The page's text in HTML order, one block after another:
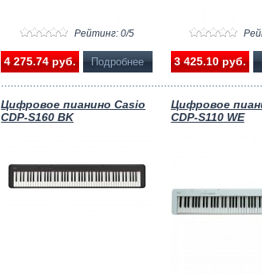
Рейтинг: 0/5
4 275.74 pуб. Подробнее 3 425.10 pуб.
Цифровое пианино Casio
CDP-S160 BK
Цифровое
CDP-S110 WE